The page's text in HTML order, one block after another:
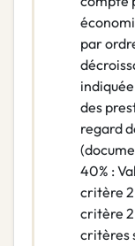
par
des
regard
40% :
critère 2
critère 2
critères